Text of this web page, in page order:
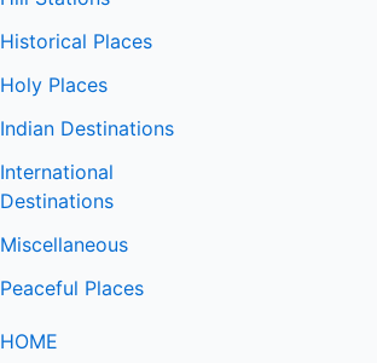
Historical Places
Holy Places
Indian Destinations
International
Destinations
Miscellaneous
Peaceful Places
HOME